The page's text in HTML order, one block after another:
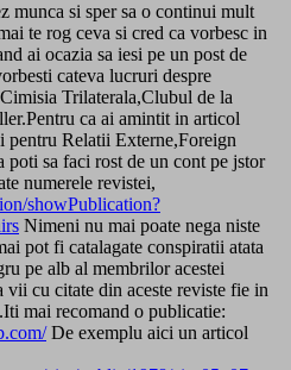
munca si sper sa o continui mult
te rog ceva si cred ca vorbesc in
ai ocazia sa iesi pe un post de
cateva lucruri despre
Trilaterala,Clubul de la
ca ai amintit in articol
pentru Relatii Externe,Foreign
poti sa faci rost de un cont pe jstor
numerele revistei,
showPublication?
Nimeni nu mai poate nega niste
pot fi catalagate conspiratii atata
pe alb al membrilor acestei
cu citate din aceste reviste fie in
mai recomand o publicatie:
De exemplu aici un articol